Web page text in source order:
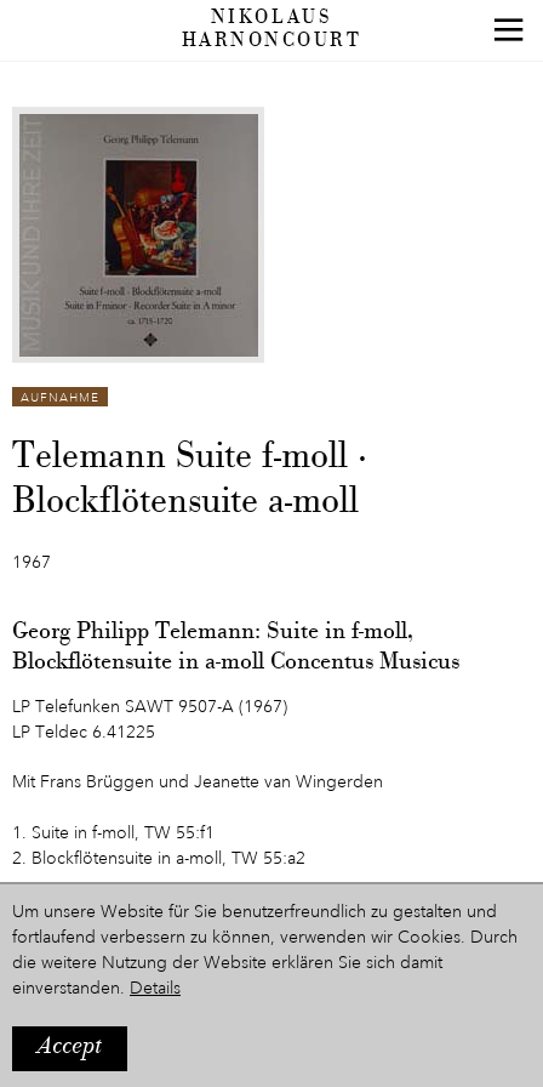
NIKOLAUS
HARNONCOURT
AUFNAHME
Telemann Suite f-moll ·
Blockflötensuite a-moll
1967
Georg Philipp Telemann: Suite in f-moll,
Blockflötensuite in a-moll Concentus Musicus
LP Telefunken SAWT 9507-A (1967)
LP Teldec 6.41225
Mit Frans Brüggen und Jeanette van Wingerden
1. Suite in f-moll, TW 55:f1
2. Blockflötensuite in a-moll, TW 55:a2
Zur Zeitleiste
Ein Projekt aus dem Hause
Um unsere Website für Sie benutzerfreundlich zu gestalten und
fortlaufend verbessern zu können, verwenden wir Cookies. Durch
die weitere Nutzung der Website erklären Sie sich damit
einverstanden. Details
Accept